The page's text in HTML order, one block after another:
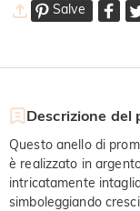
Salve
Descrizione del
Questo anello di
è realizzato in
intricatamente
simboleggiando